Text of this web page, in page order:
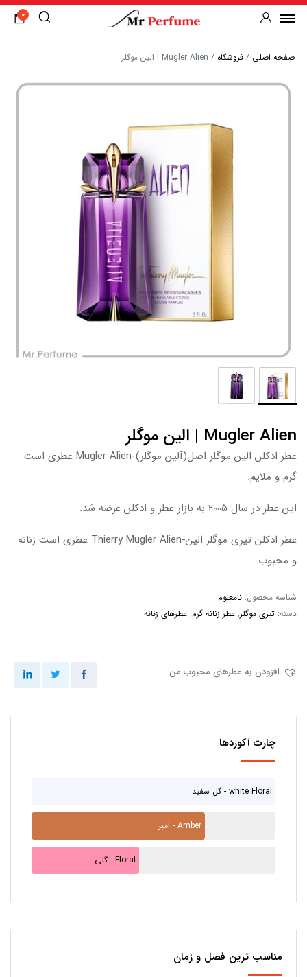
0
صفحه اصلی / فروشگاه / Mugler Alien | الین موگلر
Mugler Alien | الین موگلر
عطر ادکلن الین موگلر اصل(آلین موگلر)-Mugler Alien عطری است
گرم و ملایم.
این عطر در سال 2005 به بازار عطر و ادکلن عرضه شد.
عطر ادکلن تیری موگلر الین-Thierry Mugler Alien عطری است زنانه
و محبوب.
شناسه محصول: نامعلوم
دسته: تیری موگلر, عطر زنانه گرم, عطرهای زنانه
افزودن به عطرهای محبوب من
چارت آکوردها
گل سفید - white Floral
امبر - Amber
گلی - Floral
مناسب ترین فصل و زمان